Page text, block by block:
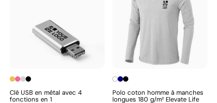
Clé USB en métal avec 4
fonctions en 1
Polo coton homme à manches
longues 180 g/m² Elevate Life